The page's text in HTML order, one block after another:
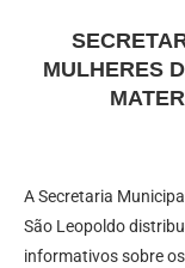
MULHERES
A Secretaria
São Leopoldo
informativos sobre